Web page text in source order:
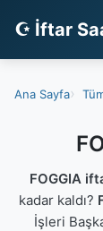
☪ İftar
Ana Sayfa
FOGGIA
kadar kaldı?
İşleri